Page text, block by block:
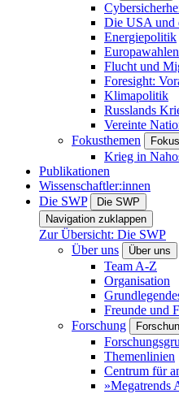
Die USA und
Energiepolitik
Flucht und
Foresight:
Klimapolitik
Russlands
Vereinte
Fokusthemen
Krieg in
Publikationen
Wissenschaftler:innen
Die SWP
Die SWP
Navigation zuklappen
Zur Übersicht: Die SWP
Über uns
Über uns
Team A-Z
Organisation
Freunde und
Forschung
Themenlinien
Centrum für
»Megatrends